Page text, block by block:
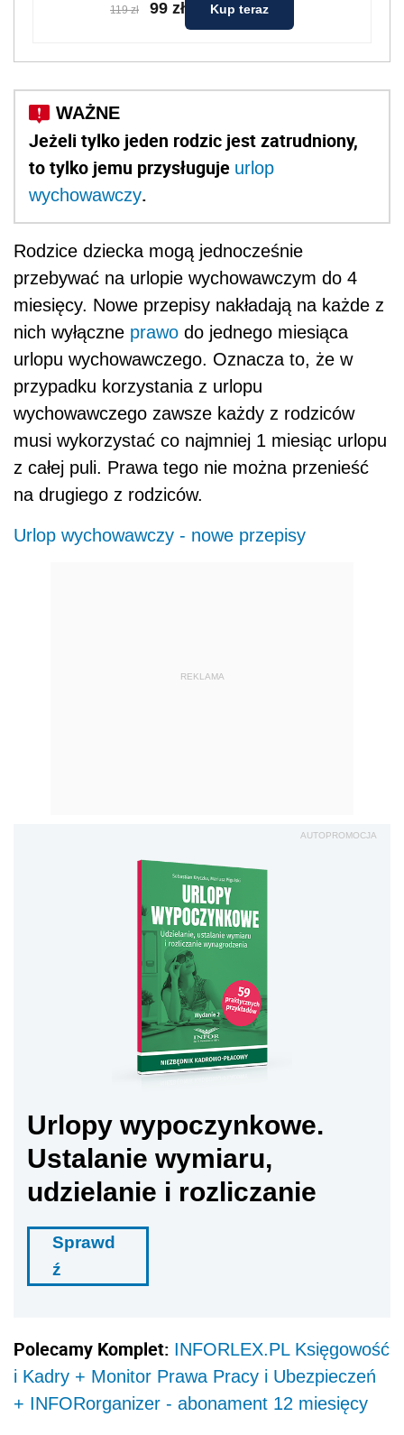
119 zł 99 zł Kup teraz
Jeżeli tylko jeden rodzic jest zatrudniony,
to tylko jemu przysługuje urlop
wychowawczy.
Rodzice dziecka mogą jednocześnie
przebywać na urlopie wychowawczym do 4
miesięcy. Nowe przepisy nakładają na każde z
nich wyłączne prawo do jednego miesiąca
urlopu wychowawczego. Oznacza to, że w
przypadku korzystania z urlopu
wychowawczego zawsze każdy z rodziców
musi wykorzystać co najmniej 1 miesiąc urlopu
z całej puli. Prawa tego nie można przenieść
na drugiego z rodziców.
Urlop wychowawczy - nowe przepisy
REKLAMA
AUTOPROMOCJA
Urlopy wypoczynkowe.
Ustalanie wymiaru,
udzielanie i rozliczanie
Sprawd
ź
Polecamy Komplet: INFORLEX.PL Księgowość
i Kadry + Monitor Prawa Pracy i Ubezpieczeń
+ INFORorganizer - abonament 12 miesięcy